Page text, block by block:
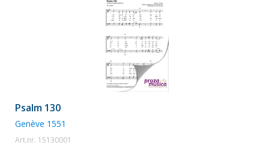
Psalm 130
Genève 1551
Art.nr. 15130001